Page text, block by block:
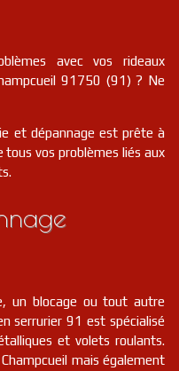
avec vos rideaux
91750 (91) ? Ne
et dépannage est prête à
vos problèmes liés aux
un blocage ou tout autre
serrurier 91 est spécialisé
et volets roulants.
mais également